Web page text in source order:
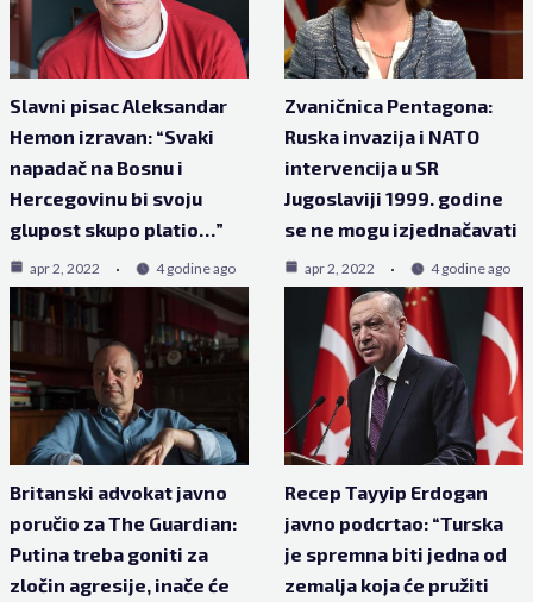
Slavni pisac Aleksandar
Hemon izravan: “Svaki
napadač na Bosnu i
Hercegovinu bi svoju
glupost skupo platio…”
apr 2, 2022 4 godine ago
Zvaničnica Pentagona:
Ruska invazija i NATO
intervencija u SR
Jugoslaviji 1999. godine
se ne mogu izjednačavati
apr 2, 2022 4 godine ago
Britanski advokat javno
poručio za The Guardian:
Putina treba goniti za
zločin agresije, inače će
Recep Tayyip Erdogan
javno podcrtao: “Turska
je spremna biti jedna od
zemalja koja će pružiti